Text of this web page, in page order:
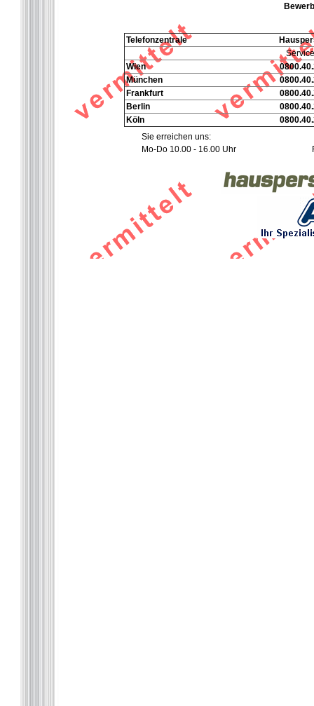
Telefonzentrale
Wien
München
Frankfurt
Berlin
Köln
Sie erreichen uns:
Mo-Do 10.00 - 16.00 Uhr